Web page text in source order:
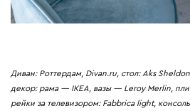
Диван: Роттердам, Divan.ru, стол: Aks
декор: рама — IKEA, вазы — Leroy Merlin,
рейки за телевизором: Fabbrica light,